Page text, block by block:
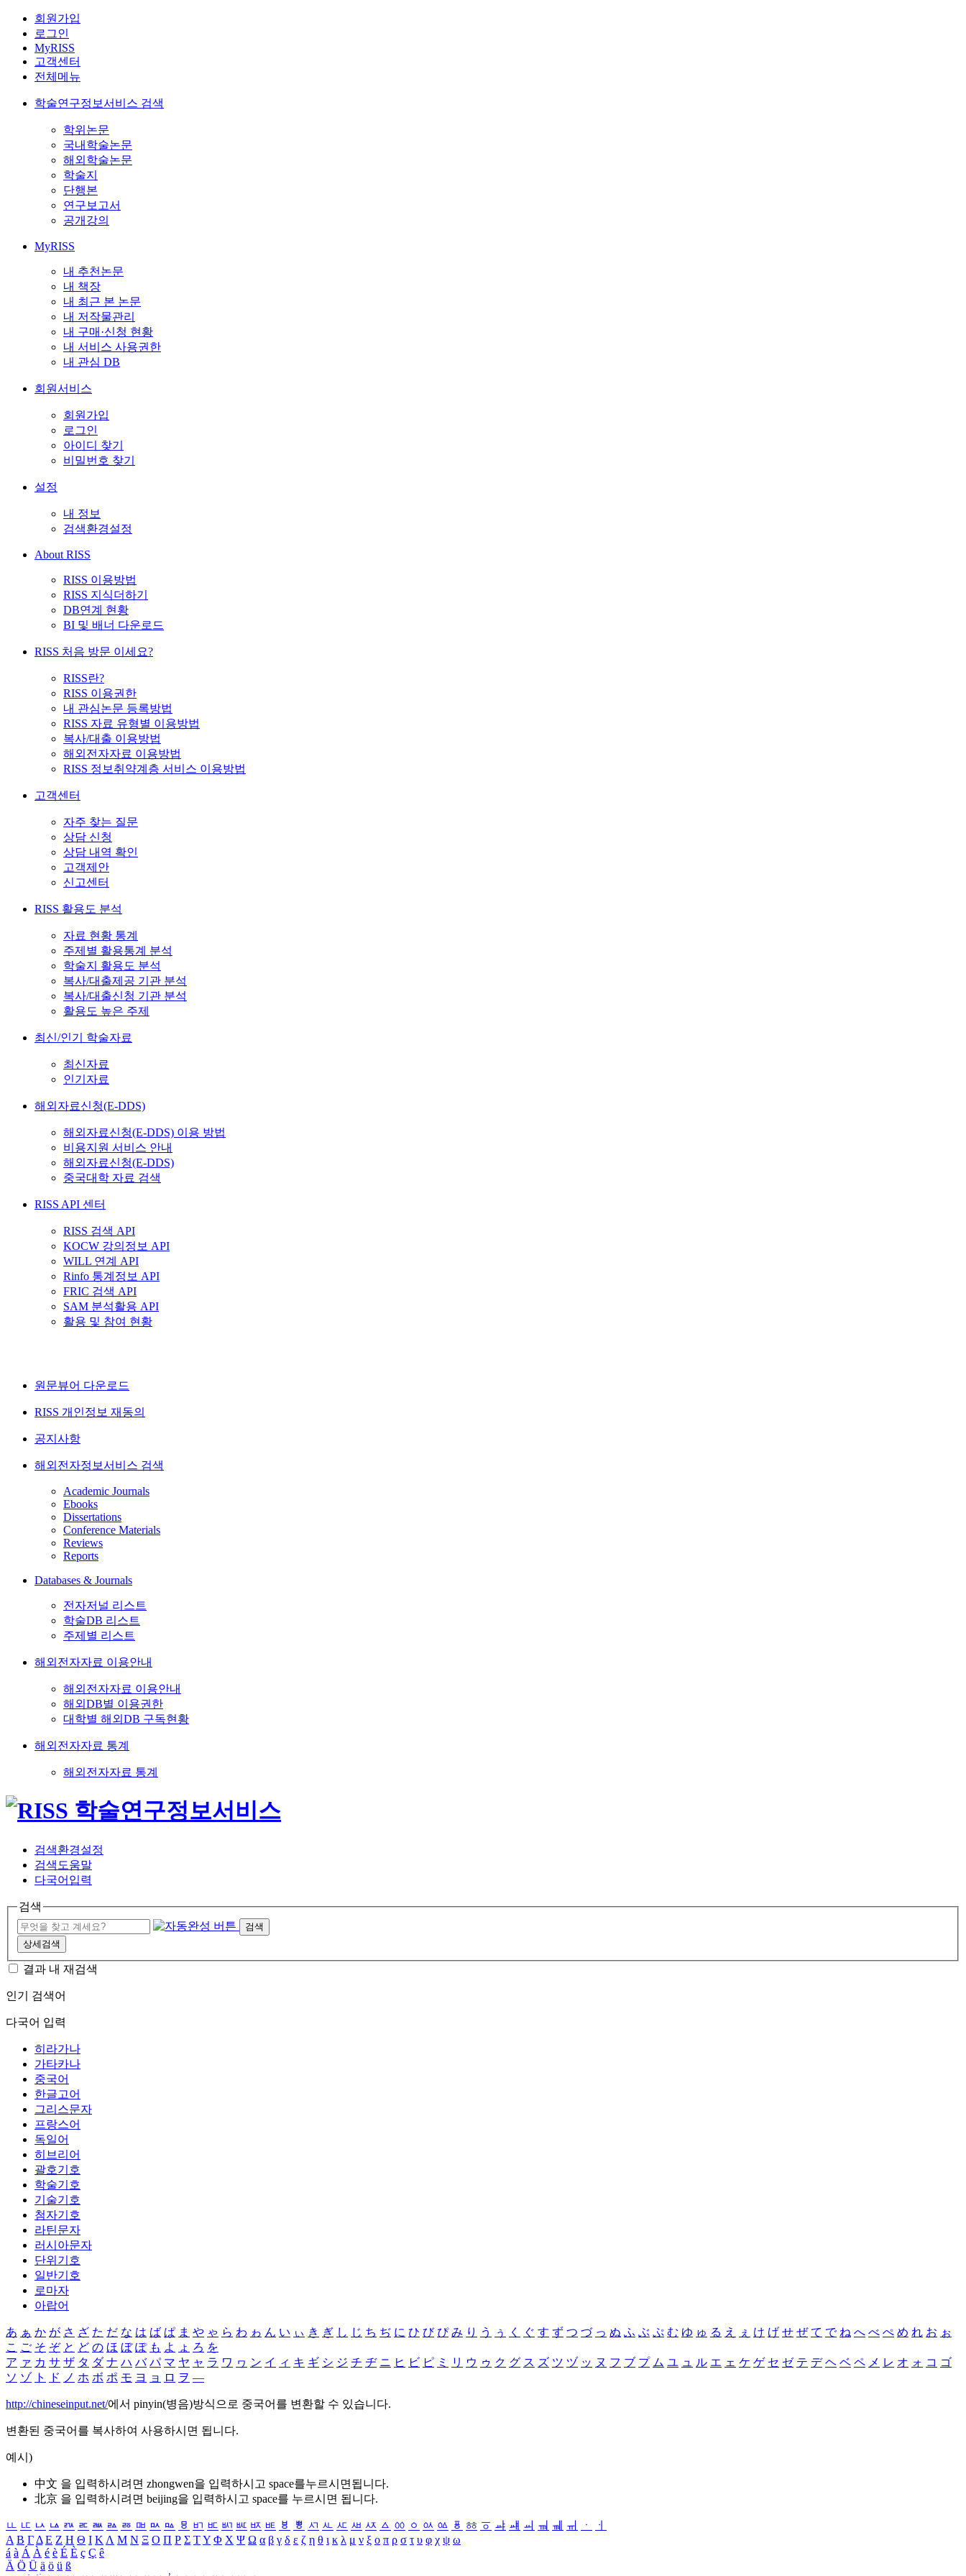
회원가입
로그인
MyRISS
고객센터
전체메뉴
학술연구정보서비스 검색
학위논문
국내학술논문
해외학술논문
학술지
단행본
연구보고서
공개강의
MyRISS
내 추천논문
내 책장
내 최근 본 논문
내 저작물관리
내 구매·신청 현황
내 서비스 사용권한
내 관심 DB
회원서비스
회원가입
로그인
아이디 찾기
비밀번호 찾기
설정
내 정보
검색환경설정
About RISS
RISS 이용방법
RISS 지식더하기
DB연계 현황
BI 및 배너 다운로드
RISS 처음 방문 이세요?
RISS란?
RISS 이용권한
내 관심논문 등록방법
RISS 자료 유형별 이용방법
복사/대출 이용방법
해외전자자료 이용방법
RISS 정보취약계층 서비스 이용방법
고객센터
자주 찾는 질문
상담 신청
상담 내역 확인
고객제안
신고센터
RISS 활용도 분석
자료 현황 통계
주제별 활용통계 분석
학술지 활용도 분석
복사/대출제공 기관 분석
복사/대출신청 기관 분석
활용도 높은 주제
최신/인기 학술자료
최신자료
인기자료
해외자료신청(E-DDS)
해외자료신청(E-DDS) 이용 방법
비용지원 서비스 안내
해외자료신청(E-DDS)
중국대학 자료 검색
RISS API 센터
RISS 검색 API
KOCW 강의정보 API
WILL 연계 API
Rinfo 통계정보 API
FRIC 검색 API
SAM 분석활용 API
활용 및 참여 현황
원문뷰어 다운로드
RISS 개인정보 재동의
공지사항
해외전자정보서비스 검색
Academic Journals
Ebooks
Dissertations
Conference Materials
Reviews
Reports
Databases & Journals
전자저널 리스트
학술DB 리스트
주제별 리스트
해외전자자료 이용안내
해외전자자료 이용안내
해외DB별 이용권한
대학별 해외DB 구독현황
해외전자자료 통계
해외전자자료 통계
검색환경설정
검색도움말
다국어입력
검색
검색
상세검색
결과 내 재검색
인기 검색어
다국어 입력
히라가나
가타카나
중국어
한글고어
그리스문자
프랑스어
독일어
히브리어
괄호기호
학술기호
기술기호
첨자기호
라틴문자
러시아문자
단위기호
일반기호
로마자
아랍어
あ ぁ か が さ ざ た だ な は ば ぱ ま や ゃ ら わ ゎ ん い ぃ き ぎ し じ ち ぢ に ひ び ぴ み り う ぅ く ぐ す ず つ づ っ ぬ ふ ぶ ぷ む ゆ ゅ る え ぇ け げ せ ぜ て で ね へ べ ぺ め れ お ぉ
こ ご そ ぞ と ど の ほ ぼ ぽ も よ ょ ろ を
ア ァ カ サ ザ タ ダ ナ ハ バ パ マ ヤ ャ ラ ワ ヮ ン イ ィ キ ギ シ ジ チ ヂ ニ ヒ ビ ピ ミ リ ウ ゥ ク グ ス ズ ツ ヅ ッ ヌ フ ブ プ ム ユ ュ ル エ ェ ケ ゲ セ ゼ テ デ ヘ ベ ペ メ レ オ ォ コ ゴ
ソ ゾ ト ド ノ ホ ボ ポ モ ヨ ョ ロ ヲ ―
http://chineseinput.net/에서 pinyin(병음)방식으로 중국어를 변환할 수 있습니다.
변환된 중국어를 복사하여 사용하시면 됩니다.
예시)
中文 을 입력하시려면 zhongwen을 입력하시고 space를누르시면됩니다.
北京 을 입력하시려면 beijing을 입력하시고 space를 누르시면 됩니다.
ㅥ ㅦ ㅧ ㅨ ㅩ ㅪ ㅫ ㅬ ㅭ ㅮ ㅯ ㅰ ㅱ ㅲ ㅳ ㅴ ㅵ ㅶ ㅷ ㅸ ㅹ ㅺ ㅻ ㅼ ㅽ ㅾ ㅿ ㆀ ㆁ ㆂ ㆃ ㆄ ㆅ ㆆ ㆇ ㆈ ㆉ ㆊ ㆋ ㆌ ㆍ
ㆎ
Α Β ΓΔ Ε Ζ Η Θ Ι ΚΛ Μ Ν Ξ Ο Π Ρ Σ ΤΥ Φ Χ Ψ Ω α β γ δ ε ζ η θ ι κ λ μ ν ξ ο π ρ σ τ υ φ χ ψ ω
á à Á À é è É È ç Ç ê
Ä Ö Ü ä ö ü ß